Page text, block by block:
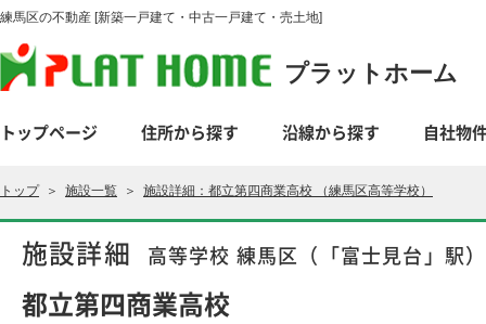
練馬区の不動産 [新築一戸建て・中古一戸建て・売土地]
プラットホーム
トップページ 住所から探す 沿線から探す 自社物
トップ＞ 施設一覧 ＞ 施設詳細：都立第四商業高校 （練馬区高等学校）
施設詳細 高等学校 練馬区（「富士見台」駅）
都立第四商業高校